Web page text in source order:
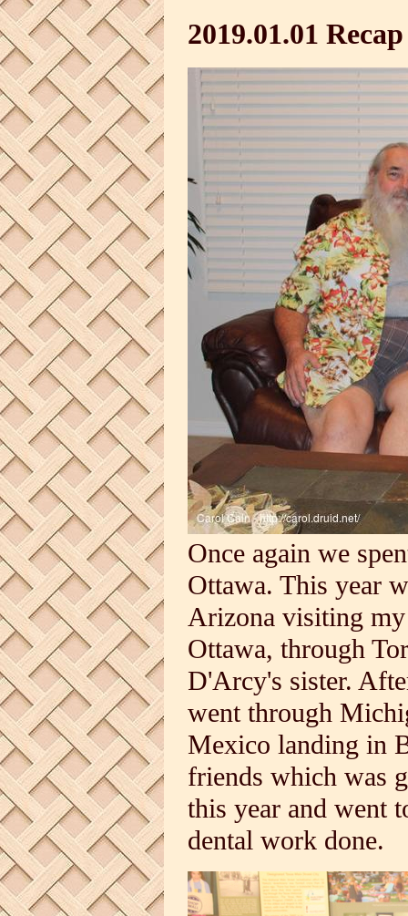
2019.01.01
Once again we
Ottawa. This year
Arizona visiting my
Ottawa, through
D'Arcy's sister.
went through
Mexico landing in
friends which was
this year and went
dental work done.